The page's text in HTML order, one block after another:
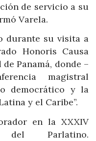
de servicio a su
Varela.
durante su visita a
Honoris Causa
Panamá, donde –
magistral
democrático y la
y el Caribe”.
en la XXXIV
del Parlatino.